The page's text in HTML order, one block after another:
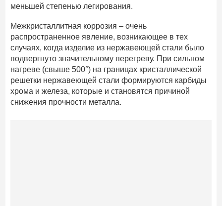
меньшей степенью легирования.
Межкристаллитная коррозия – очень
распространенное явление, возникающее в тех
случаях, когда изделие из нержавеющей стали было
подвергнуто значительному перегреву. При сильном
нагреве (свыше 500°) на границах кристаллической
решетки нержавеющей стали формируются карбиды
хрома и железа, которые и становятся причиной
снижения прочности металла.